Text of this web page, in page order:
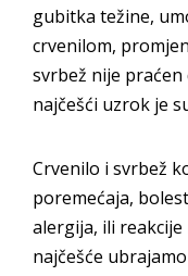
gubitka težine,
crvenilom,
svrbež nije
najčešći uzrok je
Crvenilo i svrbež
poremećaja,
alergija, ili
najčešće